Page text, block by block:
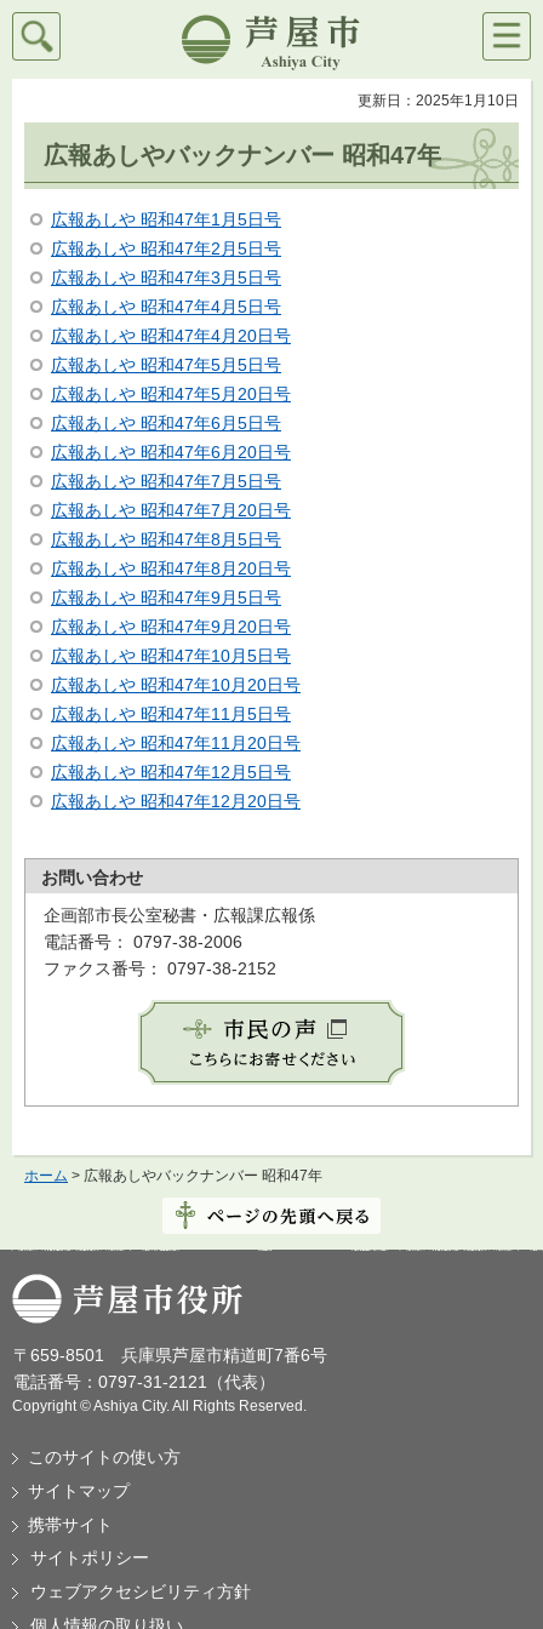
芦屋市
検索
メニ
ュー
更新日：2025年1月10日
広報あしやバックナンバー 昭和47年
広報あしや 昭和47年1月5日号
広報あしや 昭和47年2月5日号
広報あしや 昭和47年3月5日号
広報あしや 昭和47年4月5日号
広報あしや 昭和47年4月20日号
広報あしや 昭和47年5月5日号
広報あしや 昭和47年5月20日号
広報あしや 昭和47年6月5日号
広報あしや 昭和47年6月20日号
広報あしや 昭和47年7月5日号
広報あしや 昭和47年7月20日号
広報あしや 昭和47年8月5日号
広報あしや 昭和47年8月20日号
広報あしや 昭和47年9月5日号
広報あしや 昭和47年9月20日号
広報あしや 昭和47年10月5日号
広報あしや 昭和47年10月20日号
広報あしや 昭和47年11月5日号
広報あしや 昭和47年11月20日号
広報あしや 昭和47年12月5日号
広報あしや 昭和47年12月20日号
お問い合わせ
企画部市長公室秘書・広報課広報係
電話番号： 0797-38-2006
ファクス番号： 0797-38-2152
ホーム > 広報あしやバックナンバー 昭和47年
芦屋市役所
〒659-8501 兵庫県芦屋市精道町7番6号
電話番号：0797-31-2121（代表）
Copyright © Ashiya City. All Rights Reserved.
このサイトの使い方
サイトマップ
携帯サイト
サイトポリシー
ウェブアクセシビリティ方針